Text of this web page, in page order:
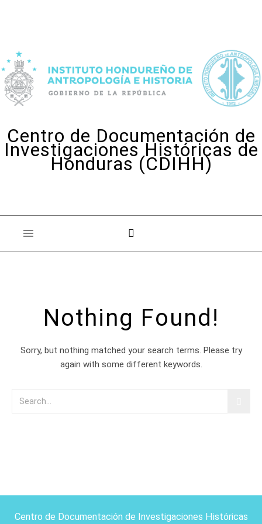
Centro de Documentación de
Investigaciones Históricas de
Honduras (CDIHH)
Nothing Found!
Sorry, but nothing matched your search terms. Please try
again with some different keywords.
Centro de Documentación de Investigaciones Históricas